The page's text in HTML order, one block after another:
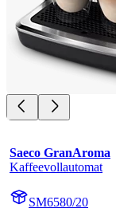
Saeco GranAroma
Kaffeevollautomat
SM6580/20